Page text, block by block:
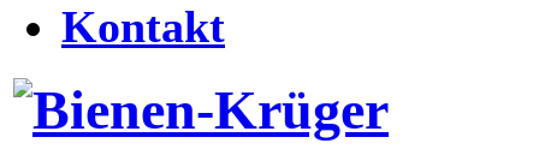
Kontakt